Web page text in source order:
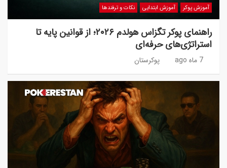
آموزش پوکر آموزش ابتدایی نکات و ترفندها
راهنمای پوکر تگزاس هولدم ۲۰۲۶؛ از قوانین پایه تا
استراتژی‌های حرفه‌ای
7 ماه ago پوکرستان